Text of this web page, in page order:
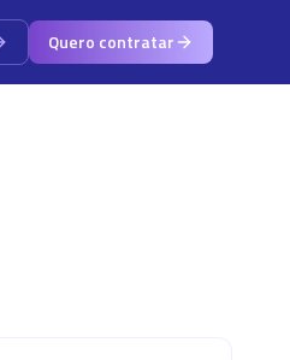
Quero contratar